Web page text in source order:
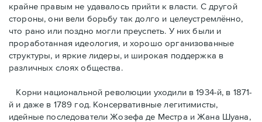
крайне правым не удавалось прийти к власти. С другой
стороны, они вели борьбу так долго и целеустремлённо,
что рано или поздно могли преуспеть. У них были и
проработанная идеология, и хорошо организованные
структуры, и яркие лидеры, и широкая поддержка в
различных слоях общества.
Корни национальной революции уходили в 1934-й, в 1871-
й и даже в 1789 год. Консервативные легитимисты,
идейные последователи Жозефа де Местра и Жана Шуана,